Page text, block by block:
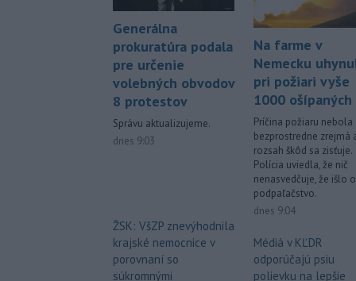
Generálna
prokuratúra podala
pre určenie
volebných obvodov
8 protestov
Správu aktualizujeme.
dnes 9:03
ŽSK: VšZP znevýhodnila
krajské nemocnice v
porovnaní so
súkromnými
Na farme v
Nemecku
pri požiari vyše
1000 ošípaných
Príčina požiaru nebola
bezprostredne zrejmá
rozsah škôd sa zisťuje.
Polícia uviedla, že nič
nenasvedčuje, že išlo o
podpaľačstvo.
dnes 9:04
Médiá v KĽDR
odporúčajú psiu
polievku na lepšie